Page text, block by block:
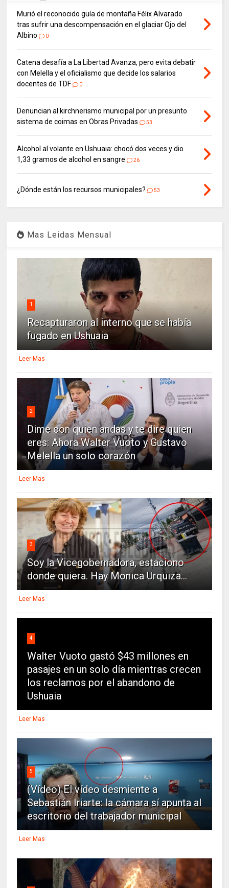
Murió el reconocido guía de montaña Félix Alvarado
tras sufrir una descompensación en el glaciar Ojo del
Albino
0
Catena desafía a La Libertad Avanza, pero evita debatir
con Melella y el oficialismo que decide los salarios
docentes de TDF
0
Denuncian al kirchnerismo municipal por un presunto
sistema de coimas en Obras Privadas
53
Alcohol al volante en Ushuaia: chocó dos veces y dio
1,33 gramos de alcohol en sangre
26
¿Dónde están los recursos municipales? 53
Mas Leidas Mensual
1
Recapturaron al interno que se había
fugado en Ushuaia
Leer Mas
2
Dime con quien andas y te dire quien
eres: Ahora Walter Vuoto y Gustavo
Melella un solo corazón
Leer Mas
3
Soy la Vicegobernadora, estaciono
donde quiera. Hay Monica Urquiza...
Leer Mas
4
Walter Vuoto gastó $43 millones en
pasajes en un solo día mientras crecen
los reclamos por el abandono de
Ushuaia
Leer Mas
5
(Vídeo) El vídeo desmiente a
Sebastián Iriarte: la cámara sí apunta al
escritorio del trabajador municipal
Leer Mas